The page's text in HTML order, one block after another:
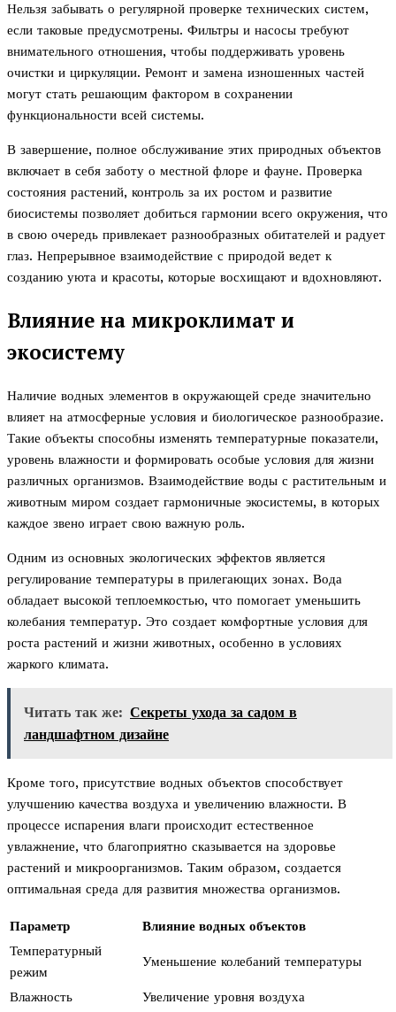
Нельзя забывать о регулярной проверке технических систем,
если таковые предусмотрены. Фильтры и насосы требуют
внимательного отношения, чтобы поддерживать уровень
очистки и циркуляции. Ремонт и замена изношенных частей
могут стать решающим фактором в сохранении
функциональности всей системы.
В завершение, полное обслуживание этих природных объектов
включает в себя заботу о местной флоре и фауне. Проверка
состояния растений, контроль за их ростом и развитие
биосистемы позволяет добиться гармонии всего окружения, что
в свою очередь привлекает разнообразных обитателей и радует
глаз. Непрерывное взаимодействие с природой ведет к
созданию уюта и красоты, которые восхищают и вдохновляют.
Влияние на микроклимат и
экосистему
Наличие водных элементов в окружающей среде значительно
влияет на атмосферные условия и биологическое разнообразие.
Такие объекты способны изменять температурные показатели,
уровень влажности и формировать особые условия для жизни
различных организмов. Взаимодействие воды с растительным и
животным миром создает гармоничные экосистемы, в которых
каждое звено играет свою важную роль.
Одним из основных экологических эффектов является
регулирование температуры в прилегающих зонах. Вода
обладает высокой теплоемкостью, что помогает уменьшить
колебания температур. Это создает комфортные условия для
роста растений и жизни животных, особенно в условиях
жаркого климата.
Читать так же: Секреты ухода за садом в
ландшафтном дизайне
Кроме того, присутствие водных объектов способствует
улучшению качества воздуха и увеличению влажности. В
процессе испарения влаги происходит естественное
увлажнение, что благоприятно сказывается на здоровье
растений и микроорганизмов. Таким образом, создается
оптимальная среда для развития множества организмов.
Параметр
Влияние водных объектов
Температурный
режим
Уменьшение колебаний температуры
Влажность Увеличение уровня воздуха